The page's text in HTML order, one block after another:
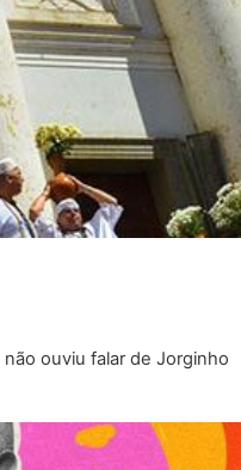
ouviu falar de Jorginho